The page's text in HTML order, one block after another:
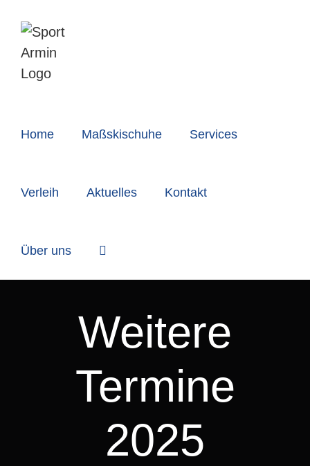
Inhalt
springen
Home Maßskischuhe Services
Verleih Aktuelles Kontakt
Über uns
Weitere
Termine
2025